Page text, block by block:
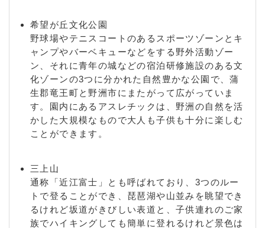
希望が丘文化公園
野球場やテニスコートのあるスポーツゾーンとキ
ャンプやバーベキューなどをする野外活動ゾー
ン、それに青年の城などの宿泊研修施設のある文
化ゾーンの3つに分かれた自然豊かな公園で、蒲
生郡竜王町と野洲市にまたがって広がっていま
す。園内にあるアスレチックは、野洲の自然を活
かした大規模なもので大人も子供も十分に楽しむ
ことができます。
三上山
通称「近江富士」とも呼ばれており、3つのルー
トで登ることができ、琵琶湖や山並みを眺望でき
るけれど坂道がきびしい表道と、子供連れのご家
族でハイキングしても簡単に登れるけれど景色は